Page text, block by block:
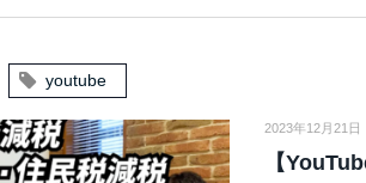
youtube
2023年12月21日
【